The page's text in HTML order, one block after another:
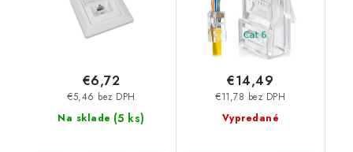
Na sklade (5 ks)
€5,46 bez DPH
€6,72
Vypredané
€11,78 bez DPH
€14,49